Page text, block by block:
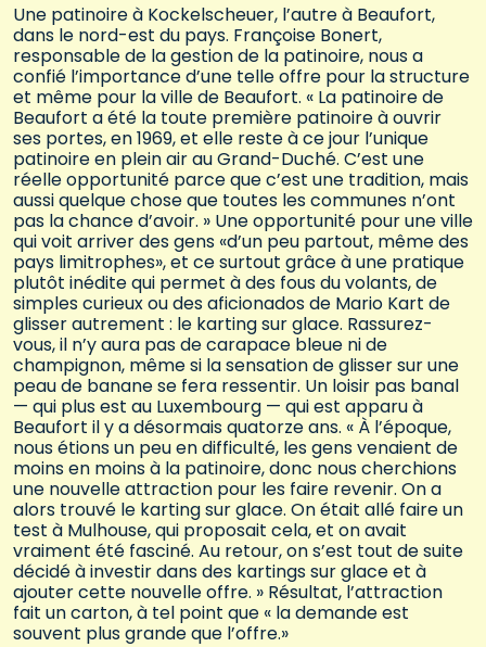
Une patinoire à Kockelscheuer, l’autre à Beaufort,
dans le nord-est du pays. Françoise Bonert,
responsable de la gestion de la patinoire, nous a
confié l’importance d’une telle offre pour la structure
et même pour la ville de Beaufort. « La patinoire de
Beaufort a été la toute première patinoire à ouvrir
ses portes, en 1969, et elle reste à ce jour l’unique
patinoire en plein air au Grand-Duché. C’est une
réelle opportunité parce que c’est une tradition, mais
aussi quelque chose que toutes les communes n’ont
pas la chance d’avoir. » Une opportunité pour une ville
qui voit arriver des gens «d’un peu partout, même des
pays limitrophes», et ce surtout grâce à une pratique
plutôt inédite qui permet à des fous du volants, de
simples curieux ou des aficionados de Mario Kart de
glisser autrement : le karting sur glace. Rassurez-
vous, il n’y aura pas de carapace bleue ni de
champignon, même si la sensation de glisser sur une
peau de banane se fera ressentir. Un loisir pas banal
— qui plus est au Luxembourg — qui est apparu à
Beaufort il y a désormais quatorze ans. « À l’époque,
nous étions un peu en difficulté, les gens venaient de
moins en moins à la patinoire, donc nous cherchions
une nouvelle attraction pour les faire revenir. On a
alors trouvé le karting sur glace. On était allé faire un
test à Mulhouse, qui proposait cela, et on avait
vraiment été fasciné. Au retour, on s’est tout de suite
décidé à investir dans des kartings sur glace et à
ajouter cette nouvelle offre. » Résultat, l’attraction
fait un carton, à tel point que « la demande est
souvent plus grande que l’offre.»